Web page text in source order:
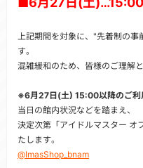
上記期間を対象に、"先着制の事
す。
混雑緩和のため、皆様のご理解
※6月27日(土) 15:00以降のご利
当日の館内状況などを踏まえ、
決定次第「アイドルマスター オ
たします。
@ImasShop_bnam